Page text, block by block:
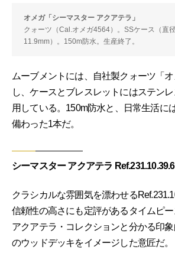
オメガ「シーマスター アクアテラ」
クォーツ（Cal.オメガ4564）。SSケース（直
11.9mm）。150m防水。生産終了。
ムーブメントには、自社製クォーツ「
し、ケースとブレスレットにはステン
用している。150m防水と、日常生活に
備わった1本だ。
シーマスター アクアテラ
クラシカルな雰囲気を漂わせる
信頼性の高さにも定評があるタイムピ
アクアテラ・コレクションと分かる印
のウッドデッキをイメージした意匠だ。